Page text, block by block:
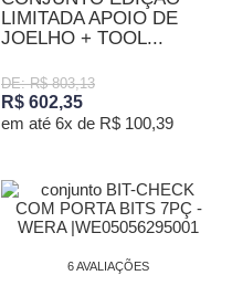
LIMITADA APOIO DE
JOELHO + TOOL...
DE: R$ 803,13
R$ 602,35
em até 6x de R$ 100,39
6 AVALIAÇÕES